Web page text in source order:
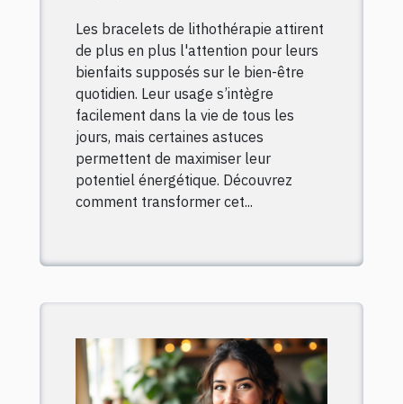
quotidienne ?
Les bracelets de lithothérapie attirent
de plus en plus l'attention pour leurs
bienfaits supposés sur le bien-être
quotidien. Leur usage s’intègre
facilement dans la vie de tous les
jours, mais certaines astuces
permettent de maximiser leur
potentiel énergétique. Découvrez
comment transformer cet...